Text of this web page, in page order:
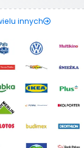
innych